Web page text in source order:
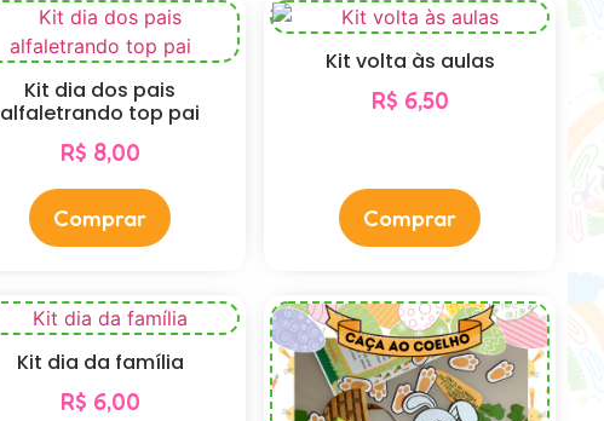
Kit dia dos pais
alfaletrando top pai
R$ 8,00
Comprar
Kit volta às aulas
R$ 6,50
Comprar
Kit dia da família
R$ 6,00